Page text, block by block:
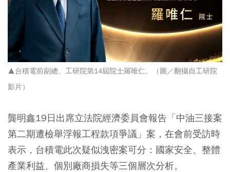
▲台積電前副總、工研院第14屆院士羅唯仁。（圖／翻攝自工研院
影片）
龔明鑫19日出席立法院經濟委員會報告「中油三接案
第二期遭檢舉浮報工程款項爭議」案，在會前受訪時
表示，台積電此次疑似洩密案可分：國家安全、整體
產業利益、個別廠商損失等三個層次分析。